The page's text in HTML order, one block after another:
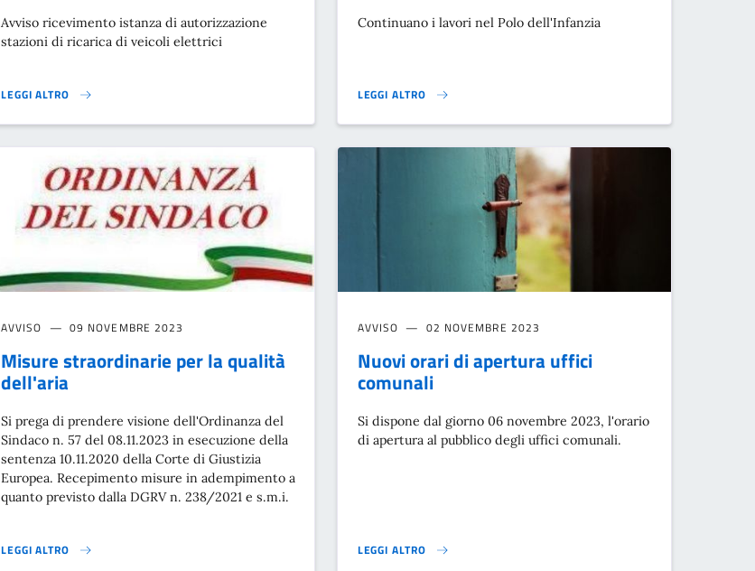
Avviso ricevimento istanza di autorizzazione
stazioni di ricarica di veicoli elettrici
LEGGI ALTRO
STAZIONI DI RICARICA DI VEICOLI ELETTRICI}
Continuano i lavori nel Polo dell'Infanzia
LEGGI ALTRO
POLO DELL'INFANZIA}
AVVISO 09 NOVEMBRE 2023
Misure straordinarie per la qualità
dell'aria
Si prega di prendere visione dell'Ordinanza del
Sindaco n. 57 del 08.11.2023 in esecuzione della
sentenza 10.11.2020 della Corte di Giustizia
Europea. Recepimento misure in adempimento a
quanto previsto dalla DGRV n. 238/2021 e s.m.i.
LEGGI ALTRO
MISURE STRAORDINARIE PER LA QUALITÀ DELL'ARIA}
AVVISO 02 NOVEMBRE 2023
Nuovi orari di apertura uffici
comunali
Si dispone dal giorno 06 novembre 2023, l'orario
di apertura al pubblico degli uffici comunali.
LEGGI ALTRO
NUOVI ORARI DI APERTURA UFFICI COMUNALI}